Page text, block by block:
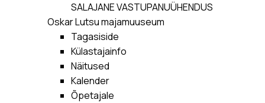
SALAJANE VASTUPANUÜHENDUS
Oskar Lutsu majamuuseum
Tagasiside
Külastajainfo
Näitused
Kalender
Õpetajale